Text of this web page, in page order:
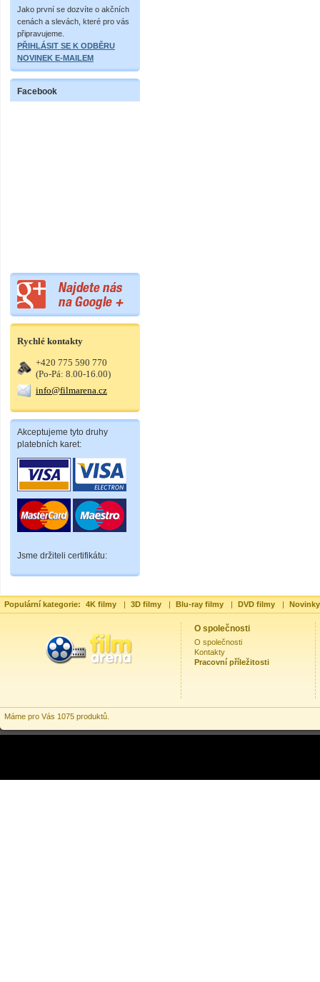
Jako první se dozvíte o akčních
cenách a slevách, které pro vás
připravujeme.
PŘIHLÁSIT SE K ODBĚRU
NOVINEK E-MAILEM
Facebook
Rychlé kontakty
+420 775 590 770
(Po-Pá: 8.00-16.00)
info@filmarena.cz
Akceptujeme tyto druhy
platebních karet:
Jsme držiteli certifikátu:
Populární kategorie: 4K filmy | 3D filmy | Blu-ray filmy | DVD filmy |
O společnosti
O společnosti
Kontakty
Pracovní příležitosti
Máme pro Vás 1075 produktů.